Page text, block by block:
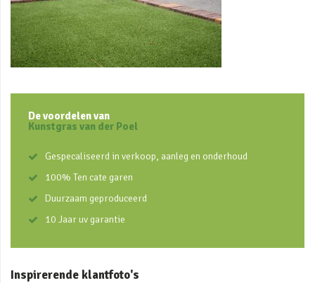
De voordelen van
Kunstgras van der Poel
Gespecaliseerd in verkoop, aanleg en onderhoud
100% Ten cate garen
Duurzaam geproduceerd
10 Jaar uv garantie
Inspirerende klantfoto's